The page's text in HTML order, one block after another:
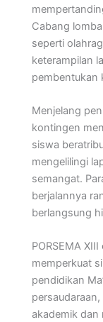
Cabang
seperti
keterampilan
pembentukan
Menjelang
kontingen
siswa
mengelilingi
semangat.
berjalannya
berlangsung
PORSEMA
memperkuat
pendidikan
akademik dan